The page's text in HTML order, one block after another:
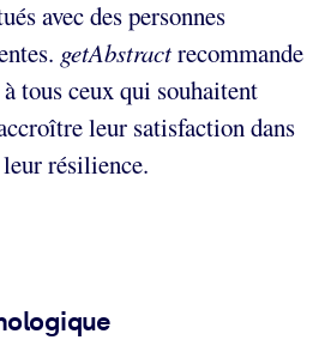
avec des personnes
getAbstractrecommande
tous ceux qui souhaitent
leur satisfaction dans
résilience.